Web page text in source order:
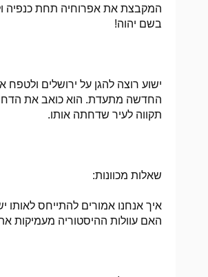
המקבצת את אפרוחיה תחת כנפיה
בשם יהוה!
ישוע רוצה להגן על ירושלים
החדשה מתעדת. הוא כואב את
תקווה לעיר שדחתה אותו.
שאלות מכוונות:
איך אנחנו אמורים להתייחס לאותו
האם עוולות ההיסטוריה מעמיקות